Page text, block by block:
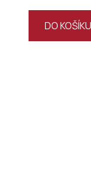
DO KOŠÍKU